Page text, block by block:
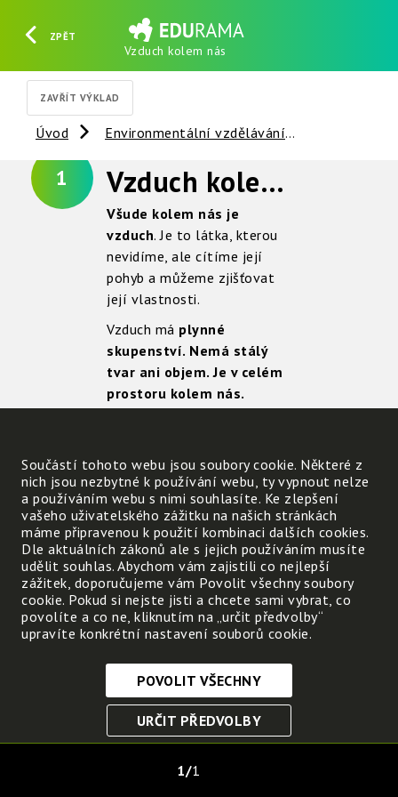
ZPĚT
Vzduch kolem nás
ZAVŘÍT VÝKLAD
Úvod Environmentální vzdělávání
1 Vzduch kolem nás
Všude kolem nás je
vzduch. Je to látka, kterou
nevidíme, ale cítíme její
pohyb a můžeme zjišťovat
její vlastnosti.
Vzduch má plynné
skupenství. Nemá stálý
tvar ani objem. Je v celém
prostoru kolem nás.
(např. do skleničky, do
nafukovacího míče, do
pneumatiky).
Do obalů obvykle
vpravujeme neboli
natlačujeme více vzduchu,
než je kolem nás. Když obal
otevřeme, vzduch uniká.
1 1
Součástí tohoto webu jsou soubory cookie. Některé z
nich jsou nezbytné k používání webu, ty vypnout nelze
a používáním webu s nimi souhlasíte. Ke zlepšení
vašeho uživatelského zážitku na našich stránkách
máme připravenou k použití kombinaci dalších cookies.
Dle aktuálních zákonů ale s jejich používáním musíte
udělit souhlas. Abychom vám zajistili co nejlepší
zážitek, doporučujeme vám Povolit všechny soubory
cookie. Pokud si nejste jisti a chcete sami vybrat, co
povolíte a co ne, kliknutím na „určit předvolby“
upravíte konkrétní nastavení souborů cookie.
Nezbytně nutné cookies
Tyto soubory cookie jsou nezbytné, abyste se mohli
funkce. Bez těchto cookies by webové stránky
POVOLIT VŠECHNY
URČIT PŘEDVOLBY